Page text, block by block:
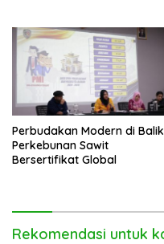
Perbudakan Modern di Balik
Perkebunan Sawit
Bersertifikat Global
Rekomendasi untuk